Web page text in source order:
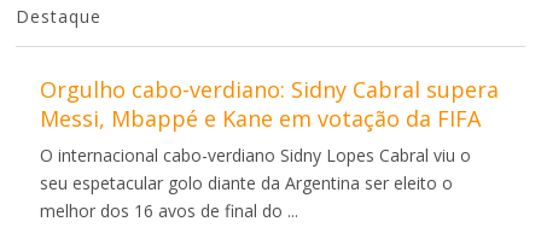
Destaque
Orgulho cabo-verdiano: Sidny Cabral supera
Messi, Mbappé e Kane em votação da FIFA
O internacional cabo-verdiano Sidny Lopes Cabral viu o
seu espetacular golo diante da Argentina ser eleito o
melhor dos 16 avos de final do ...